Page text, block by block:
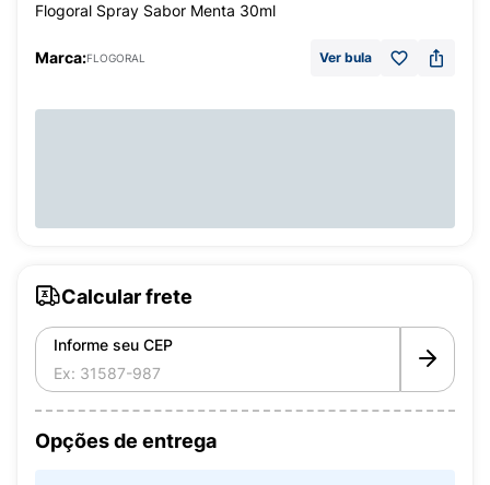
Flogoral Spray Sabor Menta 30ml
Marca:FLOGORAL Ver bula
Calcular frete
Informe seu CEP
Opções de entrega